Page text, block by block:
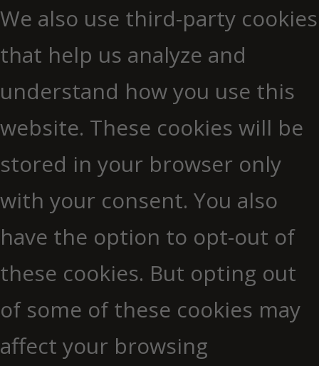
We also use third-party cookies
that help us analyze and
understand how you use this
website. These cookies will be
stored in your browser only
with your consent. You also
have the option to opt-out of
these cookies. But opting out
of some of these cookies may
affect your browsing